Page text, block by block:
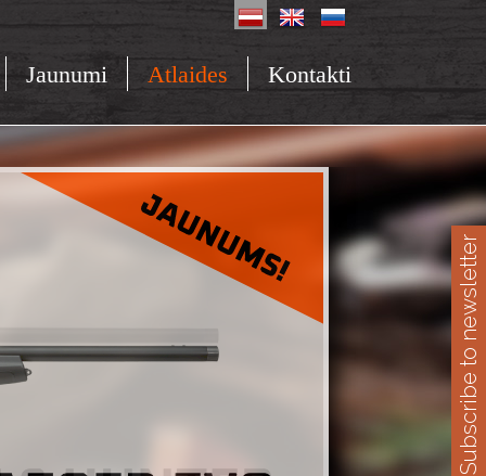
Jaunumi Atlaides Kontakti
Subscribe to newsletter